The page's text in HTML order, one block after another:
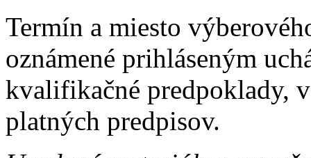
Termín a miesto
oznámené prihláseným
kvalifikačné predpoklady,
platných predpisov.